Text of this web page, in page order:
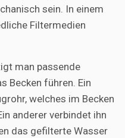
sein. In einem
Filtermedien
man passende
Becken führen. Ein
welches im Becken
anderer verbindet ihn
das gefilterte Wasser